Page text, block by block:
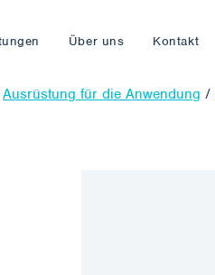
Über uns Kontakt
Ausrüstung für die Anwendung /